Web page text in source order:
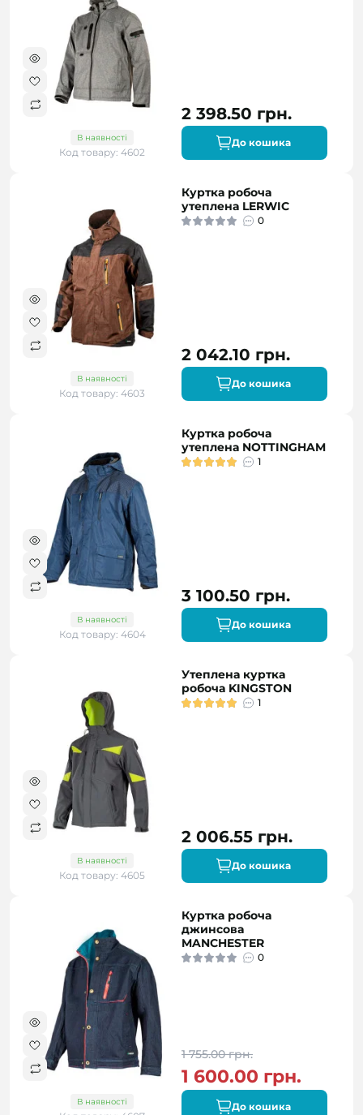
В наявності
Код товару: 4602
2 398.50 грн.
До кошика
В наявності
Код товару: 4603
Куртка робоча
утеплена LERWIC
0
2 042.10 грн.
До кошика
В наявності
Код товару: 4604
Куртка робоча
утеплена NOTTINGHAM
1
3 100.50 грн.
До кошика
В наявності
Код товару: 4605
Утеплена куртка
робоча KINGSTON
1
2 006.55 грн.
До кошика
В наявності
Куртка робоча
джинсова
MANCHESTER
0
1 755.00 грн.
1 600.00 грн.
До кошика